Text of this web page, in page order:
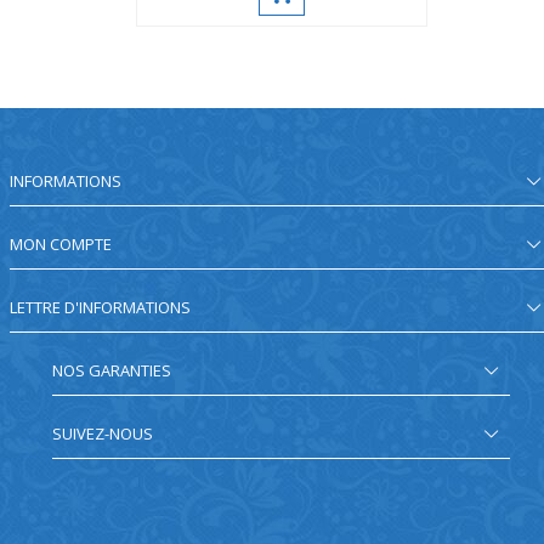
INFORMATIONS
MON COMPTE
LETTRE D'INFORMATIONS
NOS GARANTIES
SUIVEZ-NOUS